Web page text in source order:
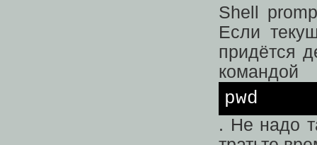
Shell
Если
придётся
командой
pwd
. Не надо